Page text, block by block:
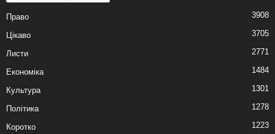
Право 3908
Цікаво 3705
Листи 2771
Економіка 1484
Культура 1301
Політика 1278
Коротко 1223